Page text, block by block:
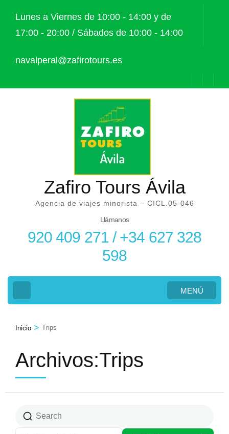
contenido
(presiona
tecla
Lunes a Viernes de 10:00 - 14:00 y de
17:00 - 20:00 / Sábados de 10:00 - 14:00
navalperal@zafirotours.es
Zafiro Tours Ávila
Agencia de viajes minorista – CICL.05-046
Llámanos
920 409 271 / +34 627 328
598
MENÚ
Inicio > Trips
Archivos:Trips